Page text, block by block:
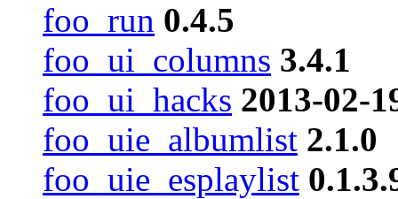
foo_run 0.4.5
foo_ui_columns 3.4.1
foo_ui_hacks 2013-02-
foo_uie_albumlist 2.1.0
foo_uie_esplaylist